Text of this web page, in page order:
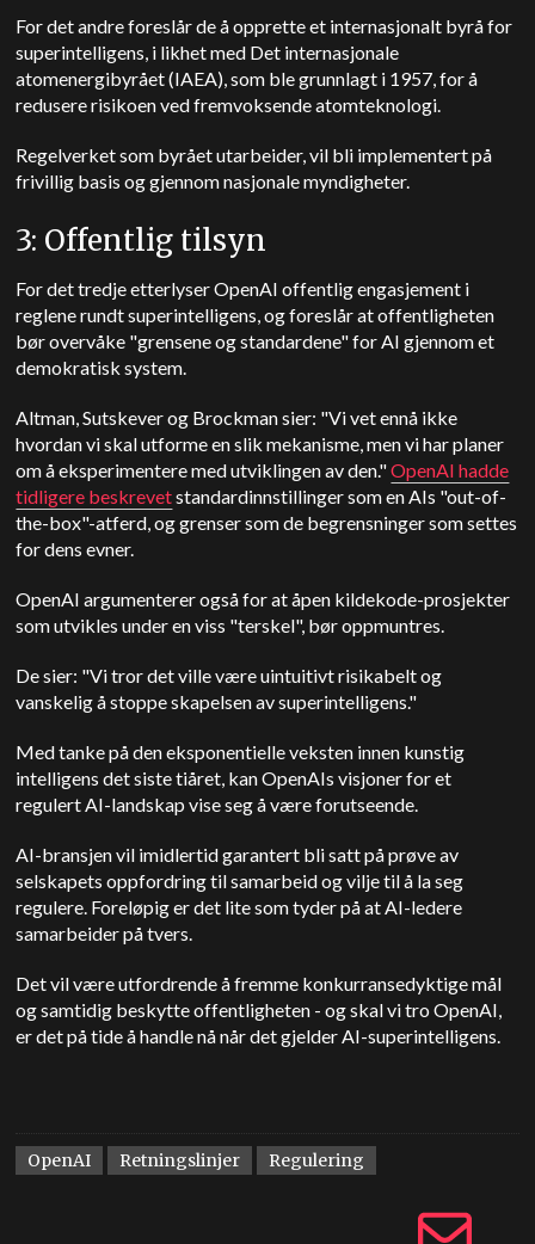
For det andre foreslår de å opprette et internasjonalt byrå for
superintelligens, i likhet med Det internasjonale
atomenergibyrået (IAEA), som ble grunnlagt i 1957, for å
redusere risikoen ved fremvoksende atomteknologi.
Regelverket som byrået utarbeider, vil bli implementert på
frivillig basis og gjennom nasjonale myndigheter.
3: Offentlig tilsyn
For det tredje etterlyser OpenAI offentlig engasjement i
reglene rundt superintelligens, og foreslår at offentligheten
bør overvåke "grensene og standardene" for AI gjennom et
demokratisk system.
Altman, Sutskever og Brockman sier: "Vi vet ennå ikke
hvordan vi skal utforme en slik mekanisme, men vi har planer
om å eksperimentere med utviklingen av den."OpenAI hadde
tidligere beskrevetstandardinnstillinger som en AIs "out-of-
the-box"-atferd, og grenser som de begrensninger som settes
for dens evner.
OpenAI argumenterer også for at åpen kildekode-prosjekter
som utvikles under en viss "terskel", bør oppmuntres.
De sier: "Vi tror det ville være uintuitivt risikabelt og
vanskelig å stoppe skapelsen av superintelligens."
Med tanke på den eksponentielle veksten innen kunstig
intelligens det siste tiåret, kan OpenAIs visjoner for et
regulert AI-landskap vise seg å være forutseende.
AI-bransjen vil imidlertid garantert bli satt på prøve av
selskapets oppfordring til samarbeid og vilje til å la seg
regulere. Foreløpig er det lite som tyder på at AI-ledere
samarbeider på tvers.
Det vil være utfordrende å fremme konkurransedyktige mål
og samtidig beskytte offentligheten - og skal vi tro OpenAI,
er det på tide å handle nå når det gjelder AI-superintelligens.
OpenAI Retningslinjer Regulering